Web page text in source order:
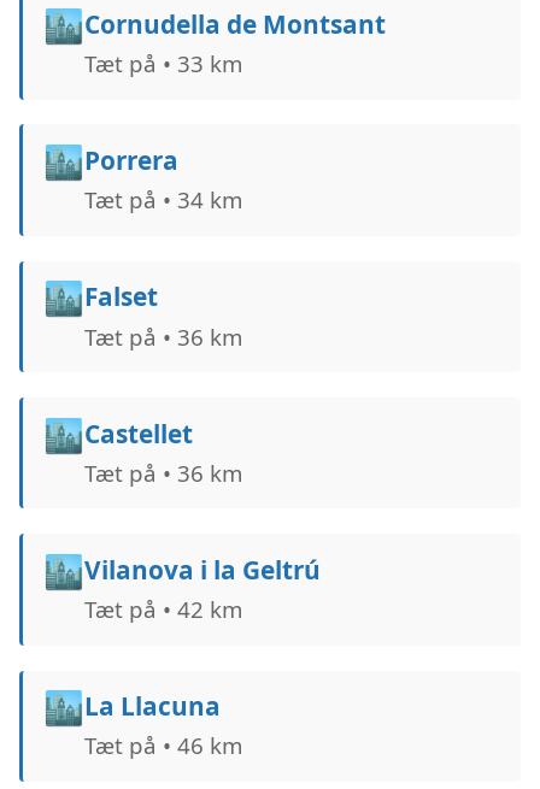
🏙️Cornudella de Montsant
Tæt på • 33 km
🏙️Porrera
Tæt på • 34 km
🏙️Falset
Tæt på • 36 km
🏙️Castellet
Tæt på • 36 km
🏙️Vilanova i la Geltrú
Tæt på • 42 km
🏙️La Llacuna
Tæt på • 46 km